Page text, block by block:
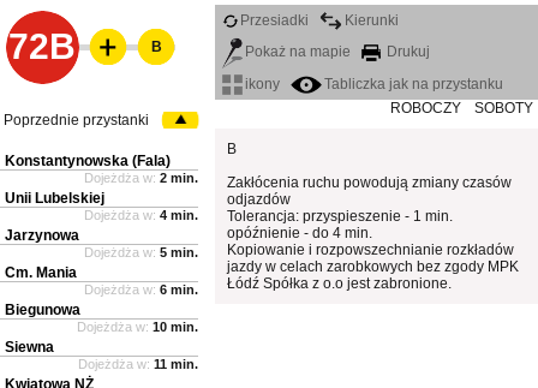
72B
Przesiadki
Kierunki
Pokaż na mapie
Drukuj
ikony
Tabliczka jak na przystanku
ROBOCZY
SOBOTY
B
Zakłócenia ruchu powodują zmiany czasów
odjazdów
Tolerancja: przyspieszenie - 1 min.
opóźnienie - do 4 min.
Kopiowanie i rozpowszechnianie rozkładów
jazdy w celach zarobkowych bez zgody MPK
Łódź Spółka z o.o jest zabronione.
B
Poprzednie przystanki
Konstantynowska (Fala)
Dojeżdża w: 2 min.
Unii Lubelskiej
Dojeżdża w: 4 min.
Jarzynowa
Dojeżdża w: 5 min.
Cm. Mania
Dojeżdża w: 6 min.
Biegunowa
Dojeżdża w: 10 min.
Siewna
Dojeżdża w: 11 min.
Kwiatowa NŻ